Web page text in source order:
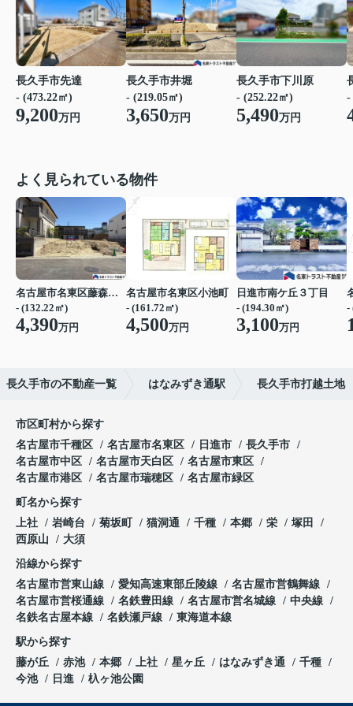
長久手市先達
- (473.22㎡)
9,200万円
長久手市井堀
- (219.05㎡)
3,650万円
長久手市下川原
- (252.22㎡)
5,490万円
-
よく見られている物件
名古屋市名東区藤森２丁目
- (132.22㎡)
4,390万円
名古屋市名東区小池町
- (161.72㎡)
4,500万円
日進市南ケ丘３丁目
- (194.30㎡)
3,100万円
-
長久手市の不動産一覧 はなみずき通駅 長久手市打越土地
市区町村から探す
名古屋市千種区
名古屋市名東区 日進市
長久手市
名古屋市中区
名古屋市天白区
名古屋市東区
名古屋市港区
名古屋市瑞穂区 名古屋市緑区
町名から探す
上社
岩崎台 菊坂町 猫洞通 千種 本郷 栄
塚田
西原山
大須
沿線から探す
名古屋市営東山線
愛知高速東部丘陵線
名古屋市営鶴舞線
名古屋市営桜通線
名鉄豊田線 名古屋市営名城線
中央線
名鉄名古屋本線
名鉄瀬戸線 東海道本線
駅から探す
藤が丘
赤池 本郷 上社 星ヶ丘 はなみずき通
千種
今池
日進 杁ヶ池公園